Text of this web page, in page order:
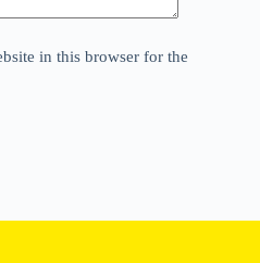
in this browser for the